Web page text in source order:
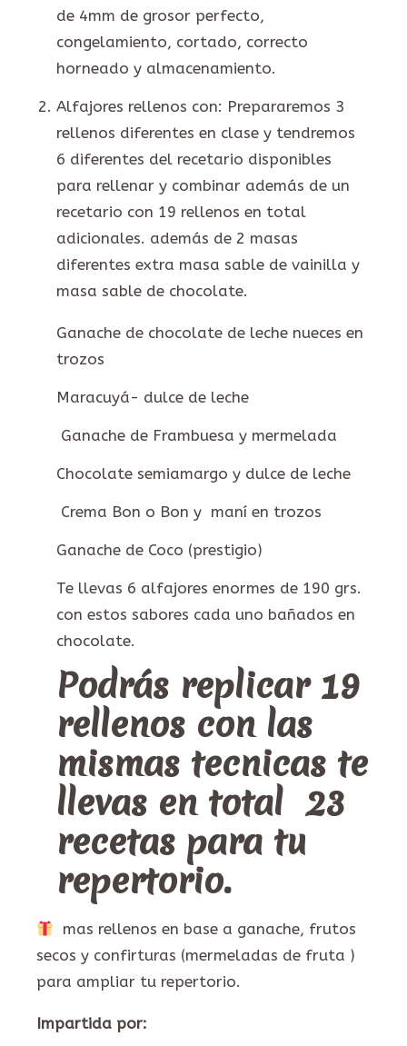
de 4mm de grosor perfecto,
congelamiento, cortado, correcto
horneado y almacenamiento.
Alfajores rellenos con: Prepararemos 3
rellenos diferentes en clase y tendremos
6 diferentes del recetario disponibles
para rellenar y combinar además de un
recetario con 19 rellenos en total
adicionales. además de 2 masas
diferentes extra masa sable de vainilla y
masa sable de chocolate.
Ganache de chocolate de leche nueces en
trozos
Maracuyá- dulce de leche
Ganache de Frambuesa y mermelada
Chocolate semiamargo y dulce de leche
Crema Bon o Bon y maní en trozos
Ganache de Coco (prestigio)
Te llevas 6 alfajores enormes de 190 grs.
con estos sabores cada uno bañados en
chocolate.
Podrás replicar 19
rellenos con las
mismas tecnicas te
llevas en total 23
recetas para tu
repertorio.
mas rellenos en base a ganache, frutos
secos y confirturas (mermeladas de fruta )
para ampliar tu repertorio.
Impartida por: